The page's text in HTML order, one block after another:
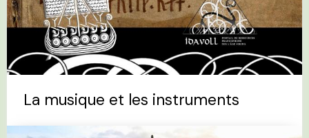
La musique et les instruments